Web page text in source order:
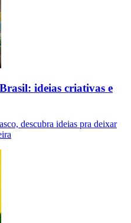
ideias criativas e
descubra ideias pra deixar